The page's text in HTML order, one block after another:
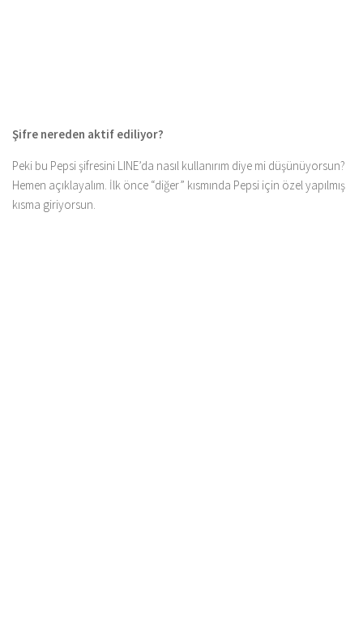
Şifre nereden aktif ediliyor?
Peki bu Pepsi şifresini LINE’da nasıl kullanırım diye mi düşünüyorsun?
Hemen açıklayalım. İlk önce “diğer” kısmında Pepsi için özel yapılmış
kısma giriyorsun.